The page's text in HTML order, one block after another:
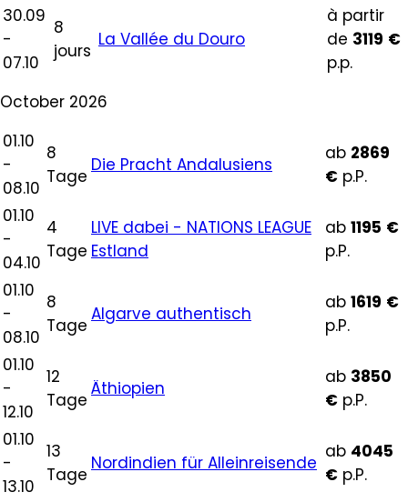
30.09
-
07.10
8
jours
La Vallée du Douro
à partir
de 3119 €
p.p.
October 2026
01.10
-
08.10
8
Tage
Die Pracht Andalusiens
ab 2869
€ p.P.
01.10
-
04.10
4
Tage
LIVE dabei - NATIONS LEAGUE
Estland
ab 1195 €
p.P.
01.10
-
08.10
8
Tage
Algarve authentisch
ab 1619 €
p.P.
01.10
-
12.10
12
Tage
Äthiopien
ab 3850
€ p.P.
01.10
-
13.10
13
Tage
Nordindien für Alleinreisende
ab 4045
€ p.P.